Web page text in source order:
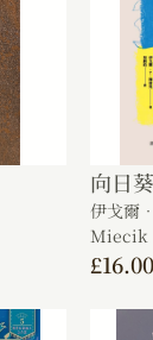
向日
伊戈爾
Miecik
£16.00